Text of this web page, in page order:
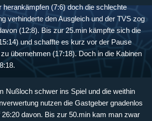
herankämpfen (7:6) doch die schlechte
verhinderte den Ausgleich und der TVS zog
(12:8). Bis zur 25.min kämpfte sich die
und schaffte es kurz vor der Pause
übernehmen (17:18). Doch in die Kabinen
Nußloch schwer ins Spiel und die weithin
nutzen die Gastgeber gnadenlos
davon. Bis zur 50.min kam man zwar